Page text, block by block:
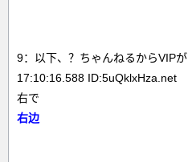
9：以下、？ちゃんねるからVIP
17:10:16.588 ID:5uQklxHza.net
右で
右边